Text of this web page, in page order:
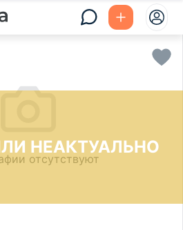
НЕАКТУАЛЬНО
отсутствуют